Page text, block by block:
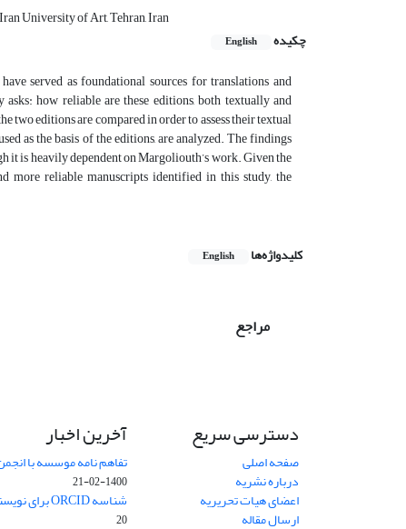
University of Art, Tehran, Iran
چکیده
English
served as foundational sources for translations and
how reliable are these editions, both textually and
two editions are compared in order to assess their textual
as the basis of the editions, are analyzed. The findings
it is heavily dependent on Margoliouth’s work. Given the
reliable manuscripts identified in this study, the
کلیدواژه‌ها English
مراجع
دسترسی سریع
صفحه اصلی
درباره نشریه
اعضای هیات تحریریه
ارسال مقاله
آخرین اخبار
تفاهم نامه موسسه با
1400-02-21
شناسه ORCID برای نویسنده مسئول
20